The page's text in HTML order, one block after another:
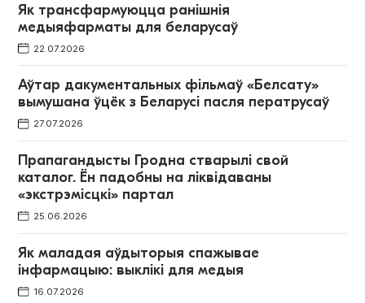
Як трансфармуюцца ранішнія
медыяфарматы для беларусаў
22.07.2026
Аўтар дакументальных фільмаў «Белсату»
вымушана ўцёк з Беларусі пасля ператрусаў
27.07.2026
Прапагандысты Гродна стварылі свой
каталог. Ён падобны на ліквідаваны
«экстрэмісцкі» партал
25.06.2026
Як маладая аўдыторыя спажывае
інфармацыю: выклікі для медыя
16.07.2026